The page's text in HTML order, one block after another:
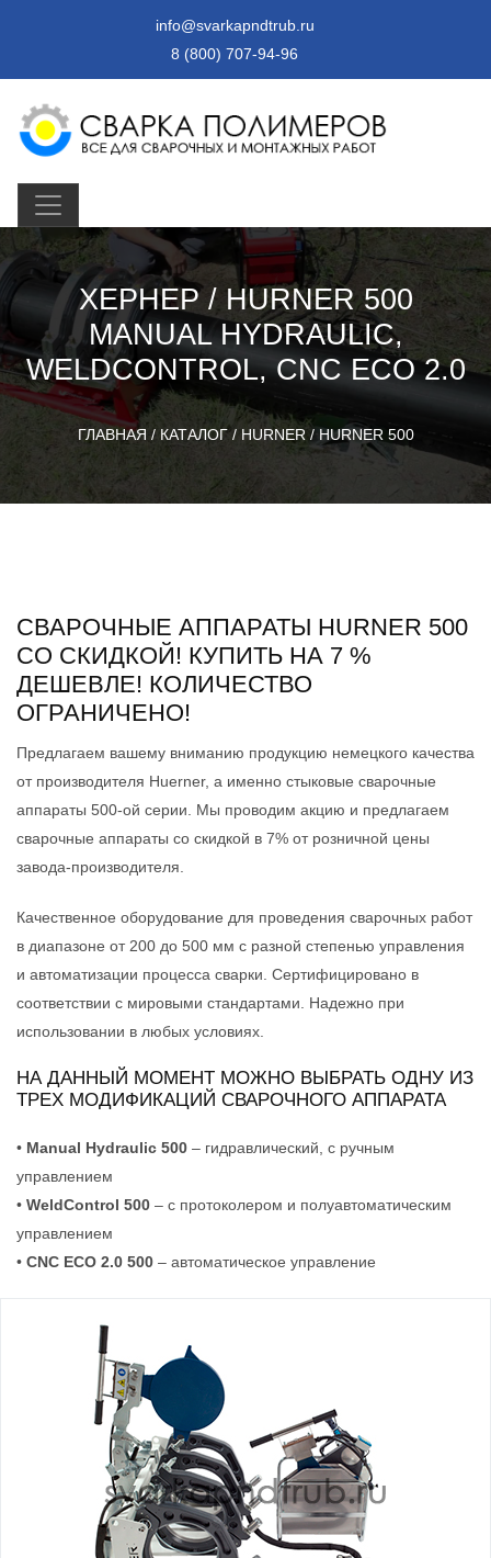
info@svarkapndtrub.ru
8 (800) 707-94-96
ХЕРНЕР / HURNER 500
MANUAL HYDRAULIC,
WELDCONTROL, CNC ECO 2.0
ГЛАВНАЯ / КАТАЛОГ/ HURNER / HURNER 500
СВАРОЧНЫЕ АППАРАТЫ HURNER 500
СО СКИДКОЙ! КУПИТЬ НА 7 %
ДЕШЕВЛЕ! КОЛИЧЕСТВО
ОГРАНИЧЕНО!
Предлагаем вашему вниманию продукцию немецкого качества
от производителя Huerner, а именно стыковые сварочные
аппараты 500-ой серии. Мы проводим акцию и предлагаем
сварочные аппараты со скидкой в 7% от розничной цены
завода-производителя.
Качественное оборудование для проведения сварочных работ
в диапазоне от 200 до 500 мм с разной степенью управления
и автоматизации процесса сварки. Сертифицировано в
соответствии с мировыми стандартами. Надежно при
использовании в любых условиях.
НА ДАННЫЙ МОМЕНТ МОЖНО ВЫБРАТЬ ОДНУ ИЗ
ТРЕХ МОДИФИКАЦИЙ СВАРОЧНОГО АППАРАТА
• Manual Hydraulic 500 – гидравлический, с ручным
управлением
• WeldControl 500 – с протоколером и полуавтоматическим
управлением
• CNC ECO 2.0 500 – автоматическое управление